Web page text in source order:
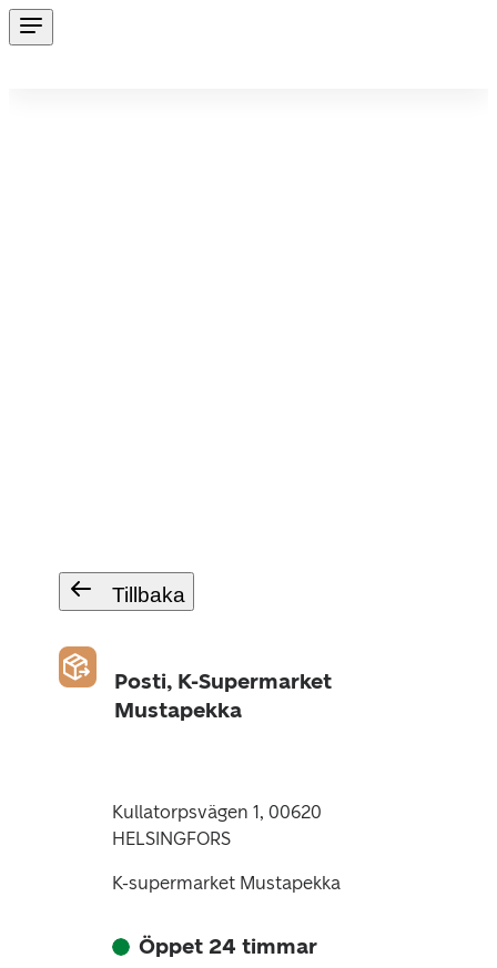
Tillbaka
Posti, K-Supermarket
Mustapekka
Kullatorpsvägen 1, 00620
HELSINGFORS
K-supermarket Mustapekka
Öppet 24 timmar